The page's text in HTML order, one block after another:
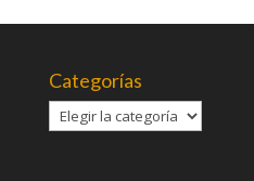
Categorías
Categorías